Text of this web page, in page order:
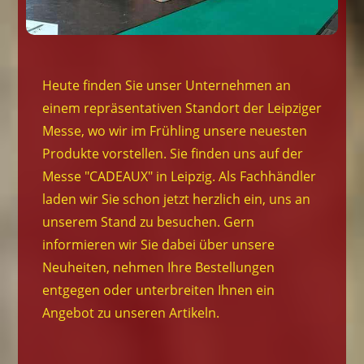
Heute finden Sie unser Unternehmen an
einem repräsentativen Standort der Leipziger
Messe, wo wir im Frühling unsere neuesten
Produkte vorstellen. Sie finden uns auf der
Messe "CADEAUX" in Leipzig. Als Fachhändler
laden wir Sie schon jetzt herzlich ein, uns an
unserem Stand zu besuchen. Gern
informieren wir Sie dabei über unsere
Neuheiten, nehmen Ihre Bestellungen
entgegen oder unterbreiten Ihnen ein
Angebot zu unseren Artikeln.